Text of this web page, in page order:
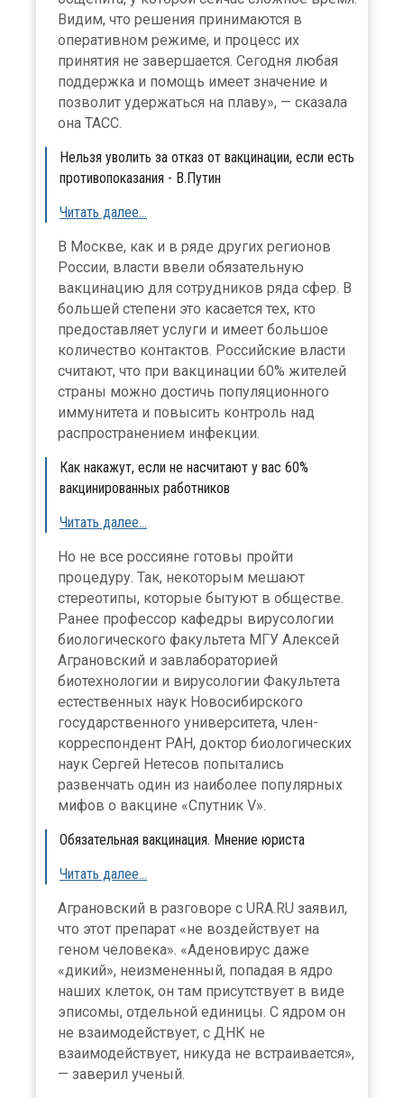
Видим, что решения принимаются в
оперативном режиме, и процесс их
принятия не завершается. Сегодня любая
поддержка и помощь имеет значение и
позволит удержаться на плаву», — сказала
она ТАСС.
Нельзя уволить за отказ от вакцинации, если есть
противопоказания - В.Путин
Читать далее…
В Москве, как и в ряде других регионов
России, власти ввели обязательную
вакцинацию для сотрудников ряда сфер. В
большей степени это касается тех, кто
предоставляет услуги и имеет большое
количество контактов. Российские власти
считают, что при вакцинации 60% жителей
страны можно достичь популяционного
иммунитета и повысить контроль над
распространением инфекции.
Как накажут, если не насчитают у вас 60%
вакцинированных работников
Читать далее…
Но не все россияне готовы пройти
процедуру. Так, некоторым мешают
стереотипы, которые бытуют в обществе.
Ранее профессор кафедры вирусологии
биологического факультета МГУ Алексей
Аграновский и завлабораторией
биотехнологии и вирусологии Факультета
естественных наук Новосибирского
государственного университета, член-
корреспондент РАН, доктор биологических
наук Сергей Нетесов попытались
развенчать один из наиболее популярных
мифов о вакцине «Спутник V».
Обязательная вакцинация. Мнение юриста
Читать далее…
Аграновский в разговоре с URA.RU заявил,
что этот препарат «не воздействует на
геном человека». «Аденовирус даже
«дикий», неизмененный, попадая в ядро
наших клеток, он там присутствует в виде
эписомы, отдельной единицы. С ядром он
не взаимодействует, с ДНК не
взаимодействует, никуда не встраивается»,
— заверил ученый.